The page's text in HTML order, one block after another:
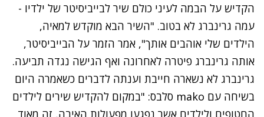
הקדיש על הבמה לעיני כולם שיר לבייביסיטר של ילדיו -
עמה גרינברג לא בטוב. "השיר הבא מוקדש למאיה,
הילדים שלי אוהבים אותך", אמר הזמר על הבייביסיטר,
אותה גרינברג פיטרה לאחרונה ואף הגישה נגדה תביעה.
גרינברג לא נשארה חייבת וענתה לדברים כשאמרה היום
בשיחה עם mako סלבס: "
במקום להקדיש שירים לילדים
החטופים ולילדים אשר נפגעו מפעולות האיבה, זה מאוד